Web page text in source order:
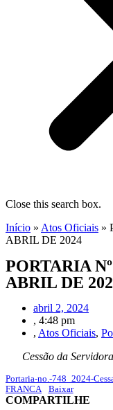
Close this search box.
Início » Atos Oficiais »
ABRIL DE 2024
PORTARIA
ABRIL DE
abril 2, 2024
, 4:48 pm
, Atos Oficiais,
Cessão da
Portaria-no.-748_2024-
FRANCA
Baixar
COMPARTILHE